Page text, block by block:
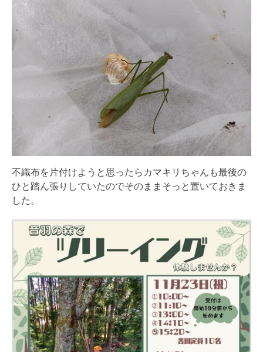
不織布を片付けようと思ったらカマキリちゃんも最後の
ひと踏ん張りしていたのでそのままそっと置いておきま
した。